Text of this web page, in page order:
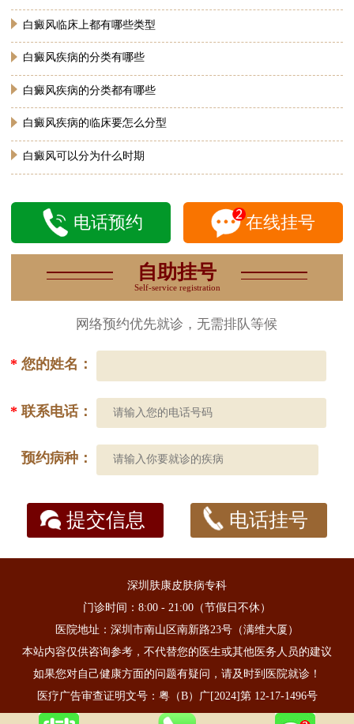
白癜风临床上都有哪些类型
白癜风疾病的分类有哪些
白癜风疾病的分类都有哪些
白癜风疾病的临床要怎么分型
白癜风可以分为什么时期
电话预约 在线挂号
自助挂号
Self-service registration
网络预约优先就诊，无需排队等候
*您的姓名：
*联系电话：
预约病种：
提交信息 电话挂号
深圳肤康皮肤病专科
门诊时间：8:00 - 21:00（节假日不休）
医院地址：深圳市南山区南新路23号（满维大厦）
本站内容仅供咨询参考，不代替您的医生或其他医务人员的建议
如果您对自己健康方面的问题有疑问，请及时到医院就诊！
医疗广告审查证明文号：粤（B）广[2024]第 12-17-1496号